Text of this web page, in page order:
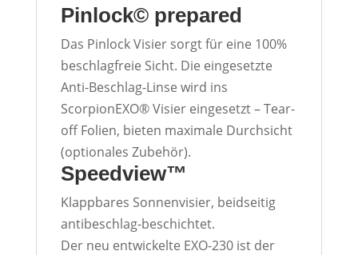
Pinlock© prepared
Das Pinlock Visier sorgt für eine 100%
beschlagfreie Sicht. Die eingesetzte
Anti-Beschlag-Linse wird ins
ScorpionEXO® Visier eingesetzt – Tear-
off Folien, bieten maximale Durchsicht
(optionales Zubehör).
Speedview™
Klappbares Sonnenvisier, beidseitig
antibeschlag-beschichtet.
Der neu entwickelte EXO-230 ist der